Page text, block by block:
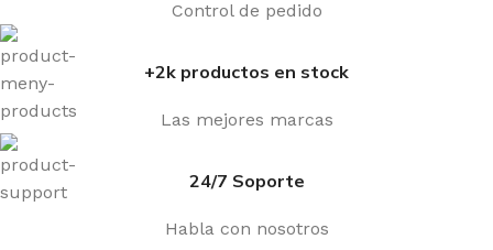
Control de pedido
+2k productos en stock
Las mejores marcas
24/7 Soporte
Habla con nosotros